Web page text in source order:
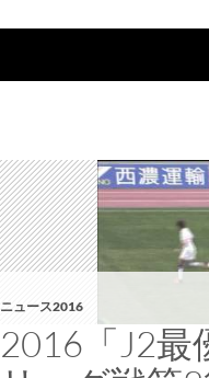
ニュース2016
2016「J2最